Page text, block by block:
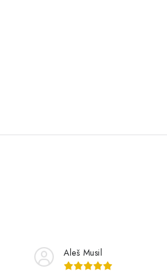
Aleš Musil